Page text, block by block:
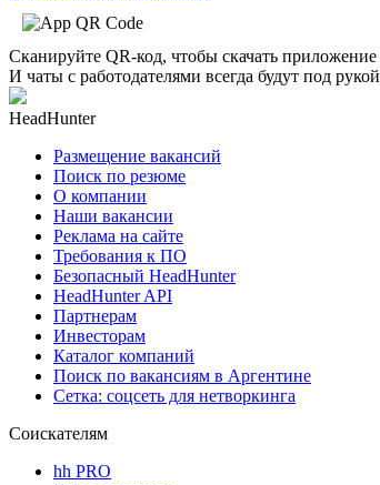
Сканируйте QR-код, чтобы скачать приложение
И чаты с работодателями всегда будут под рукой
HeadHunter
Размещение вакансий
Поиск по резюме
О компании
Наши вакансии
Реклама на сайте
Требования к ПО
Безопасный HeadHunter
HeadHunter API
Партнерам
Инвесторам
Каталог компаний
Поиск по вакансиям в Аргентине
Сетка: соцсеть для нетворкинга
Соискателям
hh PRO